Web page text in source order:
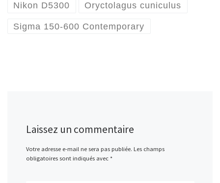
Nikon D5300 Oryctolagus cuniculus
Sigma 150-600 Contemporary
Laissez un commentaire
Votre adresse e-mail ne sera pas publiée. Les champs
obligatoires sont indiqués avec *